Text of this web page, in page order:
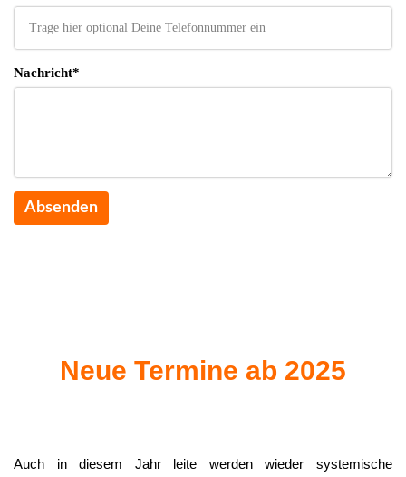
Nachricht*
Absenden
Neue Termine ab 2025
Auch in diesem Jahr leite werden wieder systemische